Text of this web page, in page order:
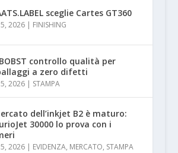
sceglie Cartes GT360
2026| FINISHING
controllo qualità per
a zero difetti
2026| STAMPA
dell’inkjet B2 è maturo:
30000 lo prova con i
2026| EVIDENZA, MERCATO, STAMPA